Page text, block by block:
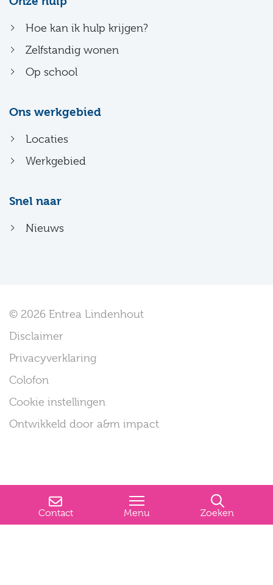
Hoe kan ik hulp krijgen?
Zelfstandig wonen
Op school
Ons werkgebied
Locaties
Werkgebied
Snel naar
Nieuws
© 2026 Entrea Lindenhout
Disclaimer
Privacyverklaring
Colofon
Cookie instellingen
Ontwikkeld door a&m impact
Contact Menu Zoeken